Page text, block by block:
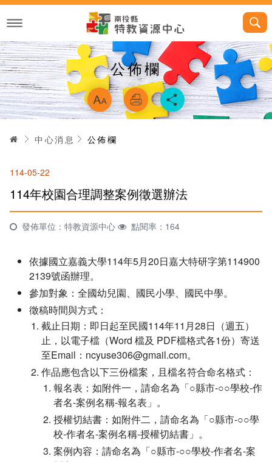
跳
主
內
容
公佈欄 略過字型切換
首頁中心消息 公佈欄
114-05-22
114年校園合理調整案例徵選辦法
發佈單位：特教資源中心 點閱率：164
依據國立嘉義大學114年5月20日嘉大特研字第114900
2139號函辦理。
參加對象：全國幼兒園、國民小學、國民中學。
徵稿時間與方式：
截止日期：即日起至民國114年11月28日（週五）
止，以電子檔（Word 檔及 PDF檔格式各1份）寄送
至Email：ncyuse306@gmail.com。
作品應包含以下三份檔案，且檔名符合命名格式：
報名表：如附件一，請命名為「○縣市-○○學校-作
者名-案例名稱-報名表」。
授權切結書：如附件二，請命名為「○縣市-○○學
校-作者名-案例名稱-授權切結書」。
案例內容：請命名為「○縣市-○○學校-作者名-案